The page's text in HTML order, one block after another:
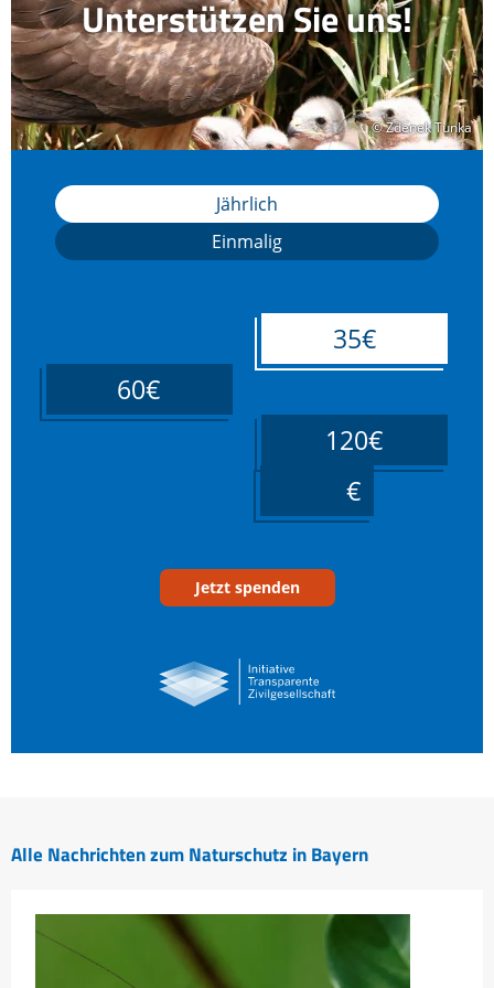
© Zdenek Tunka
© Zdenek Tunka
Unterstützen Sie uns!
Jährlich
Einmalig
35€
60€
120€
Jetzt spenden
Alle Nachrichten zum Naturschutz in Bayern